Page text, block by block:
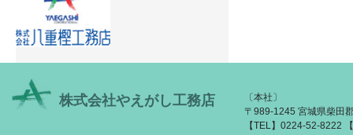
株式会社やえがし工務店
〔本社〕
〒989-1245 宮城県柴田
【TEL】0224-52-8222